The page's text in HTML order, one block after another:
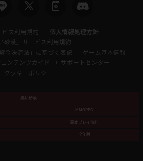
ビス利用規約
個人情報処理方針
砂漠」サービス利用規約
金決済法」に基づく表記
ゲーム基本情報
ンテンツガイド
サポートセンター
クッキーポリシー
黒い砂漠
MMORPG
基本プレイ無料
全年齢